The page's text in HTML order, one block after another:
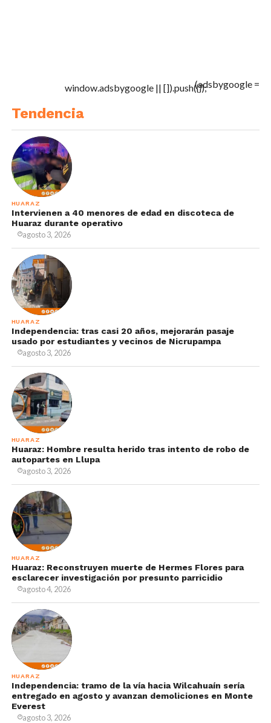
(adsbygoogle =
window.adsbygoogle || []).push({});
Tendencia
HUARAZ
Intervienen a 40 menores de edad en discoteca de
Huaraz durante operativo
agosto 3, 2026
HUARAZ
Independencia: tras casi 20 años, mejorarán pasaje
usado por estudiantes y vecinos de Nicrupampa
agosto 3, 2026
HUARAZ
Huaraz: Hombre resulta herido tras intento de robo de
autopartes en Llupa
agosto 3, 2026
HUARAZ
Huaraz: Reconstruyen muerte de Hermes Flores para
esclarecer investigación por presunto parricidio
agosto 4, 2026
HUARAZ
Independencia: tramo de la vía hacia Wilcahuaín sería
entregado en agosto y avanzan demoliciones en Monte
Everest
agosto 3, 2026